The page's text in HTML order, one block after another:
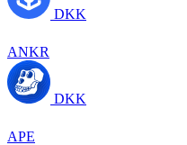
DKK
ANKR
DKK
APE